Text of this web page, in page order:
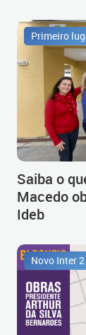
Primeiro
Saiba o
Macedo
Ideb
Novo Inter 2